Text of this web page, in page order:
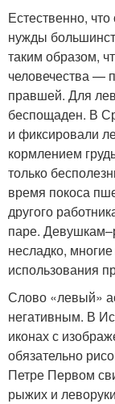
Естественно,
нужды
таким образом,
человечества —
правшей. Для
беспощаден. В
и фиксировали
кормлением
только
время покоса
другого
паре.
несладко,
использования
Слово «левый»
негативным. В
иконах с
обязательно
Петре Первом
рыжих и